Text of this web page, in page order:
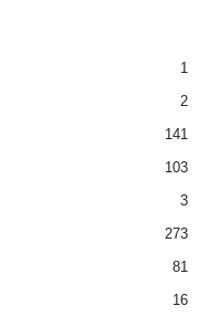
1
2
141
103
3
273
81
16